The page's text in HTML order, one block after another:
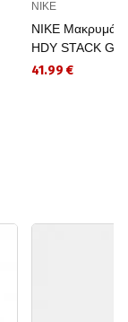
NIKE
NIKE
HDY STACK GX
41.99 €